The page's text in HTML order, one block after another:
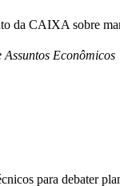
da CAIXA sobre
para debater